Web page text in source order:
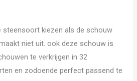
steensoort kiezen als de schouw
niet uit. ook deze schouw is
te verkrijgen in 32
en zodoende perfect passend te